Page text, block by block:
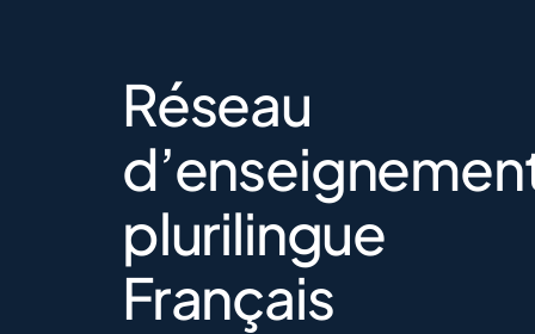
Réseau
plurilingue
Français